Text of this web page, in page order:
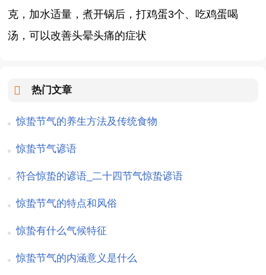
克，加水适量，煮开锅后，打鸡蛋3个、吃鸡蛋喝
汤，可以改善头晕头痛的症状
热门文章
惊蛰节气的养生方法及传统食物
惊蛰节气谚语
符合惊蛰的谚语_二十四节气惊蛰谚语
惊蛰节气的特点和风俗
惊蛰有什么气候特征
惊蛰节气的内涵意义是什么